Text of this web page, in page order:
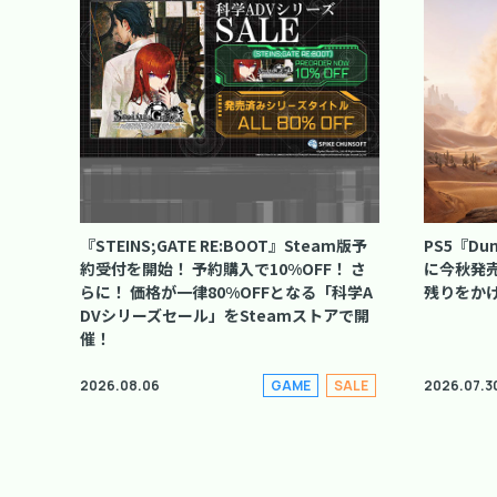
『STEINS;GATE RE:BOOT』Steam版予
約受付を開始！ 予約購入で10%OFF！ さ
らに！ 価格が一律80%OFFとなる「科学A
DVシリーズセール」をSteamストアで開
催！
2026.08.06 GAME SALE
PS5『
に今秋発
残りをか